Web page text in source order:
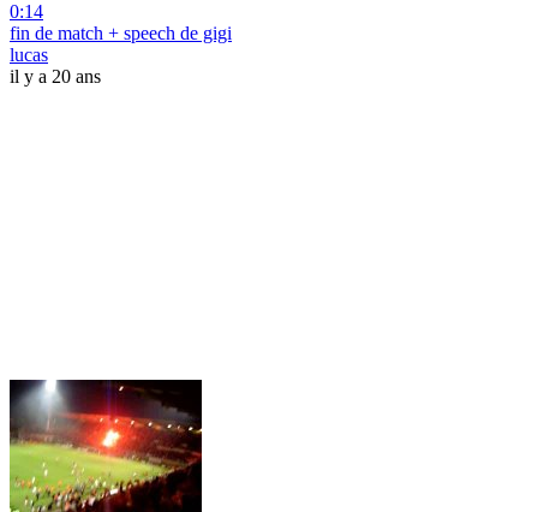
0:14
fin de match + speech de gigi
lucas
il y a 20 ans